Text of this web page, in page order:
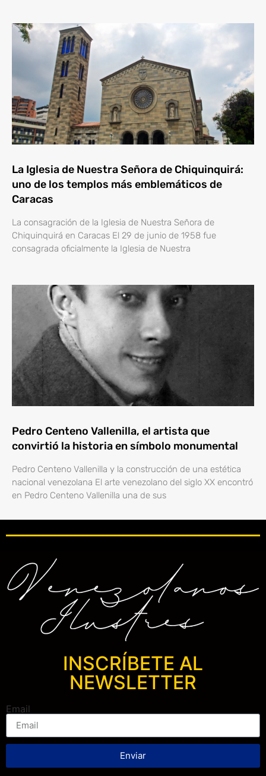
La Iglesia de Nuestra Señora de Chiquinquirá:
uno de los templos más emblemáticos de
Caracas
La consagración de la Iglesia de Nuestra Señora de
Chiquinquirá en Caracas El 29 de junio de 1958 fue
consagrada oficialmente la Iglesia de Nuestra
Pedro Centeno Vallenilla, el artista que
convirtió la historia en símbolo monumental
Pedro Centeno Vallenilla y la construcción de una estética
nacional venezolana El arte venezolano del siglo XX encontró
en Pedro Centeno Vallenilla una de sus
INSCRÍBETE AL
NEWSLETTER
Email
Enviar